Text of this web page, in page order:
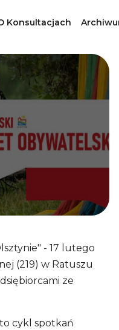
Konsultacjach
- 17 lutego
(219) w Ratuszu
ze
cykl spotkań